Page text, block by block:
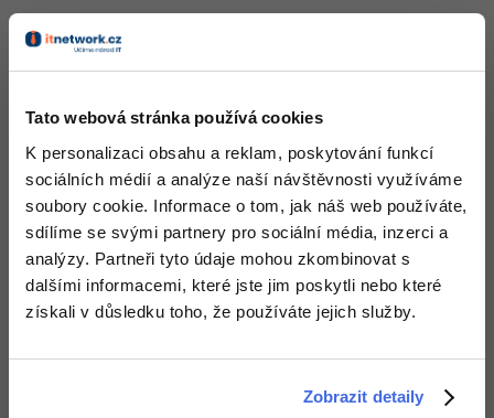
Tato webová stránka používá cookies
K personalizaci obsahu a reklam, poskytování funkcí
sociálních médií a analýze naší návštěvnosti využíváme
soubory cookie. Informace o tom, jak náš web používáte,
sdílíme se svými partnery pro sociální média, inzerci a
analýzy. Partneři tyto údaje mohou zkombinovat s
dalšími informacemi, které jste jim poskytli nebo které
získali v důsledku toho, že používáte jejich služby.
Zobrazit detaily
Fórum
Sítě
Elektronický podpis
Ocenění
misa.kocour zatím nezískal žádná ocenění.
Doplňující informace
Oblíbené IDE, Editor
HW sestava
Oblíbené filmy/seriály